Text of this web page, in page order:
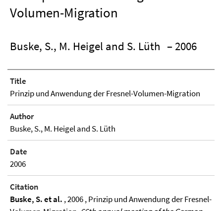
Volumen-Migration
Buske, S., M. Heigel and S. Lüth – 2006
Title
Prinzip und Anwendung der Fresnel-Volumen-Migration
Author
Buske, S., M. Heigel and S. Lüth
Date
2006
Citation
Buske, S. et al. , 2006 , Prinzip und Anwendung der Fresnel-